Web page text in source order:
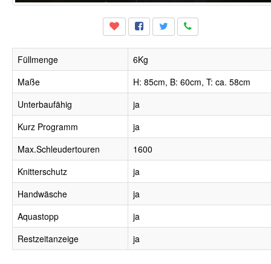
Füllmenge
6Kg
Maße
H: 85cm, B: 60cm, T: ca. 58cm
Unterbaufähig
ja
Kurz Programm
ja
Max.Schleudertouren
1600
Knitterschutz
ja
Handwäsche
ja
Aquastopp
ja
Restzeitanzeige
ja